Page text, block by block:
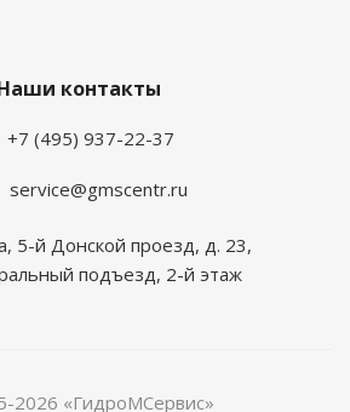
контакты
+7 (495) 937-22-37
service@gmscentr.ru
, 5-й Донской проезд, д. 23,
подъезд, 2-й этаж
2026 «ГидроМСервис»